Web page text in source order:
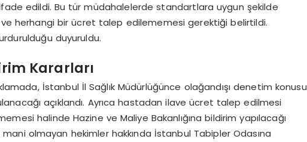
edildi. Bu tür müdahalelerde standartlara uygun şekilde
ve herhangi bir ücret talep edilememesi gerektiği belirtildi.
duyuruldu.
Kararları
İstanbul İl Sağlık Müdürlüğünce olağandışı denetim konusu
açıklandı. Ayrıca hastadan ilave ücret talep edilmesi
halinde Hazine ve Maliye Bakanlığına bildirim yapılacağı
mani olmayan hekimler hakkında İstanbul Tabipler Odasına